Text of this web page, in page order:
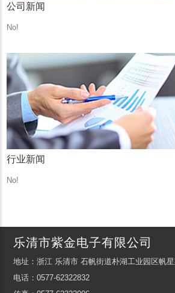
公司新闻
No!
行业新闻
No!
乐清市紫金电子有限公司
地址：浙江 乐清市 石帆街道朴湖工业园区帆
电话：0577-62322832